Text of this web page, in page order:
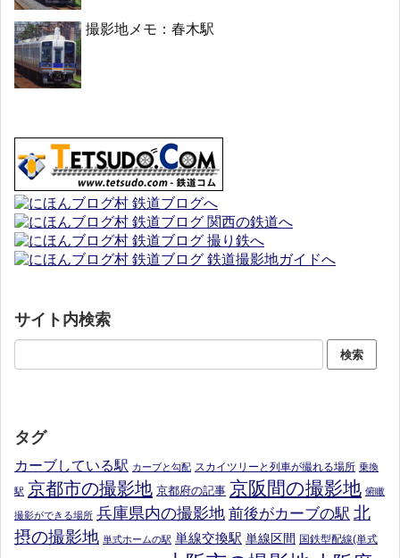
撮影地メモ：春木駅
サイト内検索
タグ
カーブしている駅 カーブと勾配 スカイツリーと列車が撮れる場所 乗換
駅 京都市の撮影地 京都府の記事 京阪間の撮影地 俯瞰
撮影ができる場所 兵庫県内の撮影地 前後がカーブの駅 北
摂の撮影地 単式ホームの駅 単線交換駅 単線区間 国鉄型配線(単式